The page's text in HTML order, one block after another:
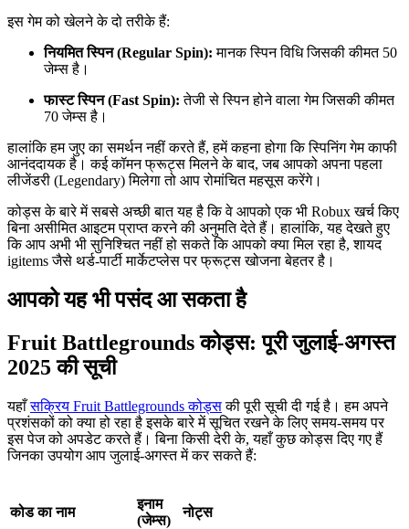
इस गेम को खेलने के दो तरीके हैं:
नियमित स्पिन (Regular Spin): मानक स्पिन विधि जिसकी कीमत 50
जेम्स है।
फास्ट स्पिन (Fast Spin): तेजी से स्पिन होने वाला गेम जिसकी कीमत
70 जेम्स है।
हालांकि हम जुए का समर्थन नहीं करते हैं, हमें कहना होगा कि स्पिनिंग गेम काफी
आनंददायक है। कई कॉमन फ्रूट्स मिलने के बाद, जब आपको अपना पहला
लीजेंडरी (Legendary) मिलेगा तो आप रोमांचित महसूस करेंगे।
कोड्स के बारे में सबसे अच्छी बात यह है कि वे आपको एक भी Robux खर्च किए
बिना असीमित आइटम प्राप्त करने की अनुमति देते हैं। हालांकि, यह देखते हुए
कि आप अभी भी सुनिश्चित नहीं हो सकते कि आपको क्या मिल रहा है, शायद
igitems जैसे थर्ड-पार्टी मार्केटप्लेस पर फ्रूट्स खोजना बेहतर है।
आपको यह भी पसंद आ सकता है
Fruit Battlegrounds कोड्स: पूरी जुलाई-अगस्त
2025 की सूची
यहाँसक्रिय Fruit Battlegrounds कोड्सकी पूरी सूची दी गई है। हम अपने
प्रशंसकों को क्या हो रहा है इसके बारे में सूचित रखने के लिए समय-समय पर
इस पेज को अपडेट करते हैं। बिना किसी देरी के, यहाँ कुछ कोड्स दिए गए हैं
जिनका उपयोग आप जुलाई-अगस्त में कर सकते हैं:
कोड का नाम
इनाम
(जेम्स)
नोट्स